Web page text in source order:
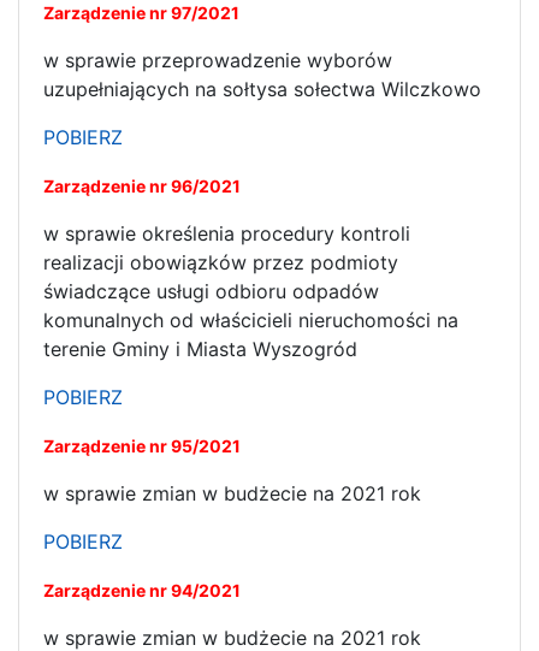
Zarządzenie nr 97/2021
w sprawie przeprowadzenie wyborów
uzupełniających na sołtysa sołectwa Wilczkowo
POBIERZ
Zarządzenie nr 96/2021
w sprawie określenia procedury kontroli
realizacji obowiązków przez podmioty
świadczące usługi odbioru odpadów
komunalnych od właścicieli nieruchomości na
terenie Gminy i Miasta Wyszogród
POBIERZ
Zarządzenie nr 95/2021
w sprawie zmian w budżecie na 2021 rok
POBIERZ
Zarządzenie nr 94/2021
w sprawie zmian w budżecie na 2021 rok